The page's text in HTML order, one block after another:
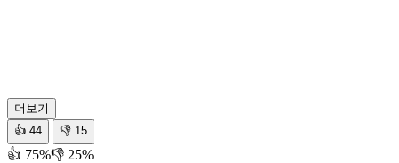
더보기
👍 44 👎 15
👍 75%👎 25%